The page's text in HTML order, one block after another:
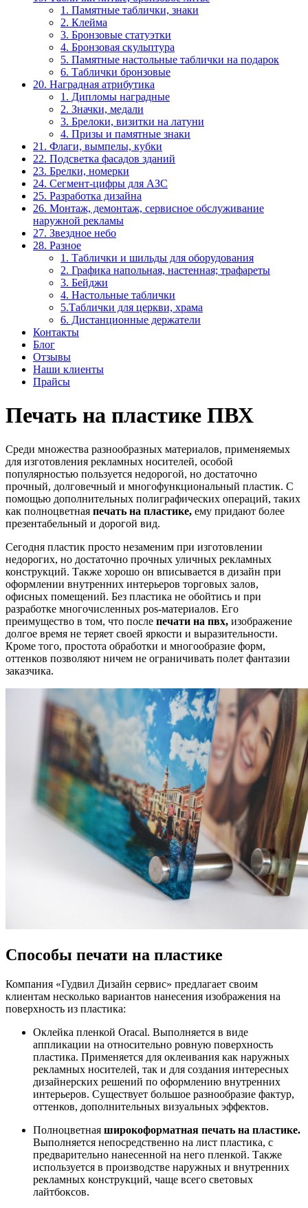
1. Памятные таблички, знаки
2. Клейма
3. Бронзовые статуэтки
4. Бронзовая скульптура
5. Памятные настольные таблички на подарок
6. Таблички бронзовые
20. Наградная атрибутика
1. Дипломы наградные
2. Значки, медали
3. Брелоки, визитки на латуни
4. Призы и памятные знаки
21. Флаги, вымпелы, кубки
22. Подсветка фасадов зданий
23. Брелки, номерки
24. Сегмент-цифры для АЗС
25. Разработка дизайна
26. Монтаж, демонтаж, сервисное обслуживание
наружной рекламы
27. Звездное небо
28. Разное
1. Таблички и шильды для оборудования
2. Графика напольная, настенная; трафареты
3. Бейджи
4. Настольные таблички
5.Таблички для церкви, храма
6. Дистанционные держатели
Контакты
Блог
Отзывы
Наши клиенты
Прайсы
Печать на пластике ПВХ
Среди множества разнообразных материалов, применяемых
для изготовления рекламных носителей, особой
популярностью пользуется недорогой, но достаточно
прочный, долговечный и многофункциональный пластик. С
помощью дополнительных полиграфических операций, таких
как полноцветная печать на пластике, ему придают более
презентабельный и дорогой вид.
Сегодня пластик просто незаменим при изготовлении
недорогих, но достаточно прочных уличных рекламных
конструкций. Также хорошо он вписывается в дизайн при
оформлении внутренних интерьеров торговых залов,
офисных помещений. Без пластика не обойтись и при
разработке многочисленных pos-материалов. Его
преимущество в том, что после печати на пвх, изображение
долгое время не теряет своей яркости и выразительности.
Кроме того, простота обработки и многообразие форм,
оттенков позволяют ничем не ограничивать полет фантазии
заказчика.
Способы печати на пластике
Компания «Гудвил Дизайн сервис» предлагает своим
клиентам несколько вариантов нанесения изображения на
поверхность из пластика:
Оклейка пленкой Oracal. Выполняется в виде
аппликации на относительно ровную поверхность
пластика. Применяется для оклеивания как наружных
рекламных носителей, так и для создания интересных
дизайнерских решений по оформлению внутренних
интерьеров. Существует большое разнообразие фактур,
оттенков, дополнительных визуальных эффектов.
Полноцветная широкоформатная печать на пластике.
Выполняется непосредственно на лист пластика, с
предварительно нанесенной на него пленкой. Также
используется в производстве наружных и внутренних
рекламных конструкций, чаще всего световых
лайтбоксов.